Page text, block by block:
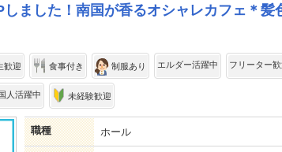
しました！南国が香るオシャレカフェ＊髪
歓迎 食事付き 制服あり エルダー活躍中 フリーター歓
人活躍中 未経験歓迎
職種 ホール